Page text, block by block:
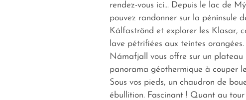
rendez-vous ici... Depuis le lac de
pouvez randonner sur la péninsule
Kálfaströnd et explorer les Klasar,
lave pétrifiées aux teintes orangées.
Námafjall vous offre sur un plateau
panorama géothermique à couper
Sous vos pieds, un chaudron de
ébullition. Fascinant ! Quant au tour